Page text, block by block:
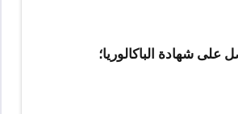
على شهادة الباكالوريا؛